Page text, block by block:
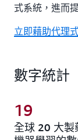
式系統，進而
立即藉助代理
數字統計
全球 20 大製
19